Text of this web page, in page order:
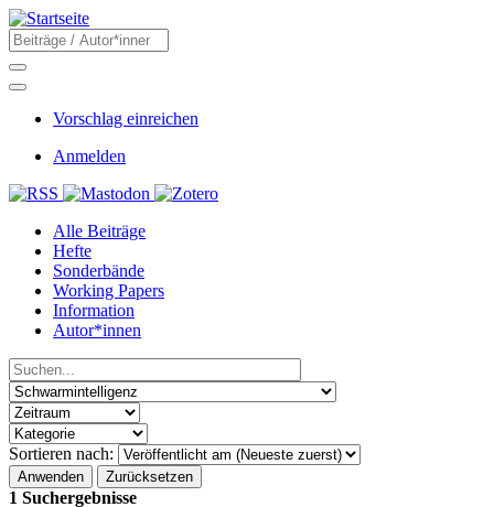
Direkt
zum
Inhalt
Suche
Suche
Menü
Sekundärmenü
Vorschlag einreichen
Benutzermenü
Anmelden
Social
Main
navigation
Alle Beiträge
Hefte
Sonderbände
Working Papers
Information
Autor*innen
Sortieren nach:
1 Suchergebnisse